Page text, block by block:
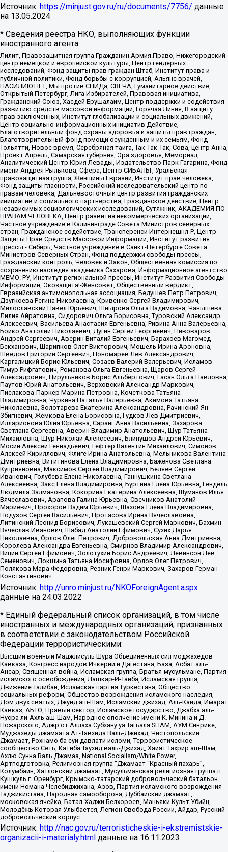
Источник: https://minjust.gov.ru/ru/documents/7756/ данные
на 13.05.2024
* Сведения реестра НКО, выполняющих функции
иностранного агента:
Лилит, Правозащитная группа Гражданин.Армия.Право, Нижегородский
центр немецкой и европейской культуры, Центр гендерных
исследований, Фонд защиты прав граждан Штаб, Институт права и
публичной политики, Фонд борьбы с коррупцией, Альянс врачей,
НАСИЛИЮ.НЕТ, Мы против СПИДа, СВЕЧА, Гуманитарное действие,
Открытый Петербург, Лига Избирателей, Правовая инициатива,
Гражданский Союз, Хасдей Ерушалаим, Центр поддержки и содействия
развитию средств массовой информации, Горячая Линия, В защиту
прав заключенных, Институт глобализации и социальных движений,
Центр социально-информационных инициатив Действие,
Благотворительный фонд охраны здоровья и защиты прав граждан,
Благотворительный фонд помощи осужденным и их семьям, Фонд
Тольятти, Новое время, Серебряная тайга, Так-Так-Так, Сова, центр Анна,
Проект Апрель, Самарская губерния, Эра здоровья, Мемориал,
Аналитический Центр Юрия Левады, Издательство Парк Гагарина, Фонд
имени Андрея Рылькова, Сфера, Центр СИБАЛЬТ, Уральская
правозащитная группа, Женщины Евразии, Институт прав человека,
Фонд защиты гласности, Российский исследовательский центр по
правам человека, Дальневосточный центр развития гражданских
инициатив и социального партнерства, Гражданское действие, Центр
независимых социологических исследований, Сутяжник, АКАДЕМИЯ ПО
ПРАВАМ ЧЕЛОВЕКА, Центр развития некоммерческих организаций,
Частное учреждение в Калининграде Совета Министров северных
стран, Гражданское содействие, Трансперенси Интернешнл-Р, Центр
Защиты Прав Средств Массовой Информации, Институт развития
прессы - Сибирь, Частное учреждение в Санкт-Петербурге Совета
Министров Северных Стран, Фонд поддержки свободы прессы,
Гражданский контроль, Человек и Закон, Общественная комиссия по
сохранению наследия академика Сахарова, Информационное агентство
МЕМО. РУ, Институт региональной прессы, Институт Развития Свободы
Информации, Экозащита!-Женсовет, Общественный вердикт,
Евразийская антимонопольная ассоциация, Бедушев Петр Петрович,
Дзугкоева Регина Николаевна, Кривенко Сергей Владимирович,
Милославский Павел Юрьевич, Шнырова Ольга Вадимовна, Чанышева
Лилия Айратовна, Сидорович Ольга Борисовна, Туровский Александр
Алексеевич, Васильева Анастасия Евгеньевна, Ривина Анна Валерьевна,
Бойко Анатолий Николаевич, Дугин Сергей Георгиевич, Пивоваров
Андрей Сергеевич, Аверин Виталий Евгеньевич, Барахоев Магомед
Бекханович, Шарипков Олег Викторович, Мошель Ирина Ароновна,
Шведов Григорий Сергеевич, Пономарев Лев Александрович,
Каргалицкий Борис Юльевич, Созаев Валерий Валерьевич, Исламов
Тимур Рифгатович, Романова Ольга Евгеньевна, Щаров Сергей
Алексадрович, Цирульников Борис Альбертович, Гасан Ольга Павловна,
Паутов Юрий Анатольевич, Верховский Александр Маркович,
Пислакова-Паркер Марина Петровна, Кочеткова Татьяна
Владимировна, Чуркина Наталья Валерьевна, Акимова Татьяна
Николаевна, Золотарева Екатерина Александровна, Рачинский Ян
Збигневич, Жемкова Елена Борисовна, Гудков Лев Дмитриевич,
Илларионова Юлия Юрьевна, Саранг Анна Васильевна, Захарова
Светлана Сергеевна, Аверин Владимир Анатольевич, Щур Татьяна
Михайловна, Щур Николай Алексеевич, Блинушов Андрей Юрьевич,
Мосин Алексей Геннадьевич, Гефтер Валентин Михайлович, Симонов
Алексей Кириллович, Флиге Ирина Анатольевна, Мельникова Валентина
Дмитриевна, Вититинова Елена Владимировна, Баженова Светлана
Куприяновна, Максимов Сергей Владимирович, Беляев Сергей
Иванович, Голубева Елена Николаевна, Ганнушкина Светлана
Алексеевна, Закс Елена Владимировна, Буртина Елена Юрьевна, Гендель
Людмила Залмановна, Кокорина Екатерина Алексеевна, Шуманов Илья
Вячеславович, Арапова Галина Юрьевна, Свечников Анатолий
Мариевич, Прохоров Вадим Юрьевич, Шахова Елена Владимировна,
Подузов Сергей Васильевич, Протасова Ирина Вячеславовна,
Литинский Леонид Борисович, Лукашевский Сергей Маркович, Бахмин
Вячеслав Иванович, Шабад Анатолий Ефимович, Сухих Дарья
Николаевна, Орлов Олег Петрович, Добровольская Анна Дмитриевна,
Королева Александра Евгеньевна, Смирнов Владимир Александрович,
Вицин Сергей Ефимович, Золотухин Борис Андреевич, Левинсон Лев
Семенович, Локшина Татьяна Иосифовна, Орлов Олег Петрович,
Полякова Мара Федоровна, Резник Генри Маркович, Захаров Герман
Константинович
Источник: http://unro.minjust.ru/NKOForeignAgent.aspx
данные на 24.03.2022
* Единый федеральный список организаций, в том числе
иностранных и международных организаций, признанных
в соответствии с законодательством Российской
Федерации террористическими:
Высший военный Маджлисуль Шура Объединенных сил моджахедов
Кавказа, Конгресс народов Ичкерии и Дагестана, База, Асбат аль-
Ансар, Священная война, Исламская группа, Братья-мусульмане, Партия
исламского освобождения, Лашкар-И-Тайба, Исламская группа,
Движение Талибан, Исламская партия Туркестана, Общество
социальных реформ, Общество возрождения исламского наследия,
Дом двух святых, Джунд аш-Шам, Исламский джихад, Аль-Каида, Имарат
Кавказ, АБТО, Правый сектор, Исламское государство, Джабха аль-
Нусра ли-Ахль аш-Шам, Народное ополчение имени К. Минина и Д.
Пожарского, Аджр от Аллаха Субхану уа Тагьаля SHAM, АУМ Синрике,
Муджахеды джамаата Ат-Тавхида Валь-Джихад, Чистопольский
Джамаат, Рохнамо ба суи давлати исломи, Террористическое
сообщество Сеть, Катиба Таухид валь-Джихад, Хайят Тахрир аш-Шам,
Ахлю Сунна Валь Джамаа, National Socialism/White Power,
Артподготовка, Религиозная группа “Джамаат “Красный пахарь”,
Колумбайн, Хатлонский джамаат, Мусульманская религиозная группа п.
Кушкуль г. Оренбург, Крымско-татарский добровольческий батальон
имени Номана Челебиджихана, Азов, Партия исламского возрождения
Таджикистана, Народная самооборона, Дуббайский джамаат,
московская ячейка, Батал-Хаджи Белхороев, Маньяки Культ Убийц,
Молодёжь Которая Улыбается, Легион Свобода России, Айдар, Русский
добровольческий корпус
Источник: http://nac.gov.ru/terroristicheskie-i-ekstremistskie-
organizacii-i-materialy.html данные на 16.11.2023